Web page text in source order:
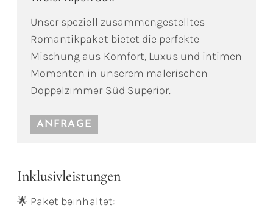
Unser speziell zusammengestelltes
Romantikpaket bietet die perfekte
Mischung aus Komfort, Luxus und intimen
Momenten in unserem malerischen
Doppelzimmer Süd Superior.
ANFRAGE
Inklusivleistungen
🌟 Paket beinhaltet: